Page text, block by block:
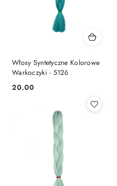
Włosy Syntetyczne Kolorowe
Warkoczyki - 5126
Cena:
20.00